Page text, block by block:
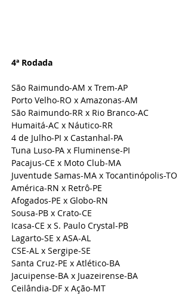
4ª Rodada
São Raimundo-AM x Trem-AP
Porto Velho-RO x Amazonas-AM
São Raimundo-RR x Rio Branco-AC
Humaitá-AC x Náutico-RR
4 de Julho-PI x Castanhal-PA
Tuna Luso-PA x Fluminense-PI
Pacajus-CE x Moto Club-MA
Juventude Samas-MA x Tocantinópolis-TO
América-RN x Retrô-PE
Afogados-PE x Globo-RN
Sousa-PB x Crato-CE
Icasa-CE x S. Paulo Crystal-PB
Lagarto-SE x ASA-AL
CSE-AL x Sergipe-SE
Santa Cruz-PE x Atlético-BA
Jacuipense-BA x Juazeirense-BA
Ceilândia-DF x Ação-MT